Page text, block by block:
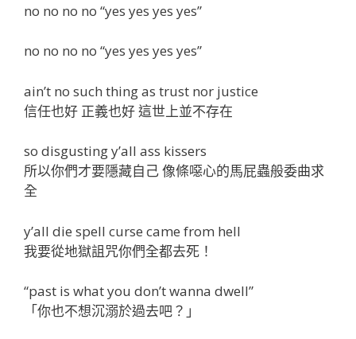
no no no no “yes yes yes yes”
no no no no “yes yes yes yes”
ain’t no such thing as trust nor justice
信任也好 正義也好 這世上並不存在
so disgusting y’all ass kissers
所以你們才要隱藏自己 像條噁心的馬屁蟲般委曲求
全
y’all die spell curse came from hell
我要從地獄詛咒你們全都去死！
“past is what you don’t wanna dwell”
「你也不想沉溺於過去吧？」